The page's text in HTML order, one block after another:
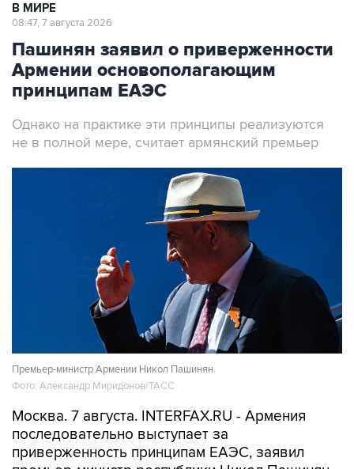
В МИРЕ
08:47, 7 августа 2026
Пашинян заявил о приверженности
Армении основополагающим
принципам ЕАЭС
Однако на практике эти принципы реализуются
не в полной мере, считает армянский премьер
Премьер-министр Армении Никол Пашинян
Фото: Александр Миридонов/ТАСС
Москва. 7 августа. INTERFAX.RU - Армения
последовательно выступает за
приверженность принципам ЕАЭС, заявил